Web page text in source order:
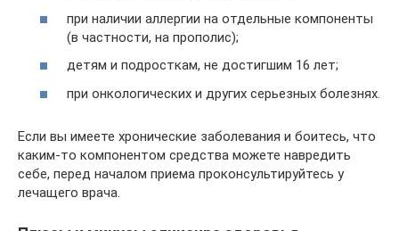
при наличии аллергии на отдельные компоненты
(в частности, на прополис);
детям и подросткам, не достигшим 16 лет;
при онкологических и других серьезных болезнях.
Если вы имеете хронические заболевания и боитесь, что
каким-то компонентом средства можете навредить
себе, перед началом приема проконсультируйтесь у
лечащего врача.